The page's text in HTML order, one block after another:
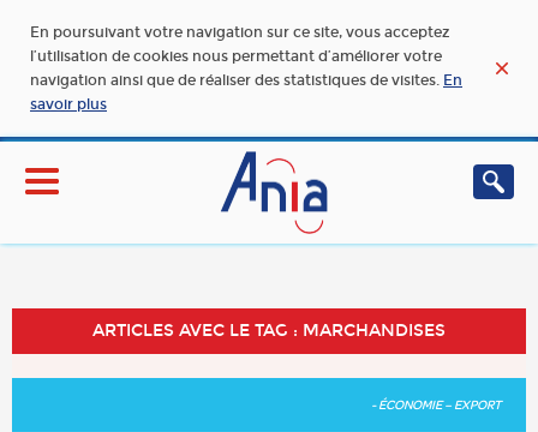
En poursuivant votre navigation sur ce site, vous acceptez
l’utilisation de cookies nous permettant d’améliorer votre
navigation ainsi que de réaliser des statistiques de visites. En
savoir plus
ARTICLES AVEC LE TAG : MARCHANDISES
- ÉCONOMIE – EXPORT